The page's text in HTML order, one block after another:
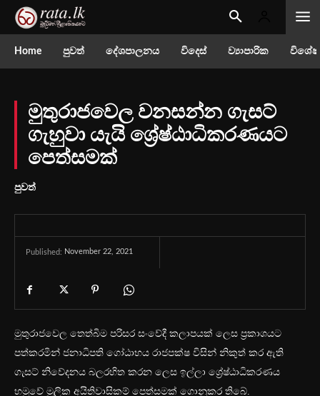
Home පුවත් දේශපාලනය විදෙස් ව්‍යාපාරික
මුතුරාජවෙල වනසන්න ගැසට්
ගැහුවා යැයි ශ්‍රේෂ්ඨාධිකරණයට
පෙත්සමක්
පුවත්
Published: November 22, 2021
මුතුරාජවෙල තෙත්බිම පරිසර සංවේදී කලාපයක් ලෙස ප්‍රකාශයට
පත්කරමින් ජනාධිපති ගෝඨාභය රාජපක්ෂ විසින් නිකුත් කර ඇති
ගැසට් නිවේදනය බලරහිත කරන ලෙස ඉල්ලා ශ්‍රේෂ්ඨාධිකරණය
හමුවේ මූලික අයිතිවාසිකම් පෙත්සමක් ගොනුකර තිබේ.